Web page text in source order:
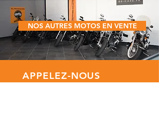
NOS AUTRES MOTOS EN VENTE
APPELEZ-NOUS